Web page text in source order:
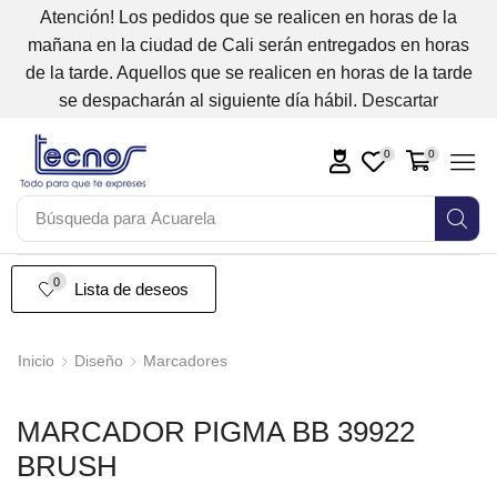
Atención! Los pedidos que se realicen en horas de la
mañana en la ciudad de Cali serán entregados en horas
de la tarde. Aquellos que se realicen en horas de la tarde
se despacharán al siguiente día hábil. Descartar
Búsqueda para Acuarela
0 0
0 Lista de deseos
Inicio Diseño Marcadores
MARCADOR PIGMA BB 39922
BRUSH